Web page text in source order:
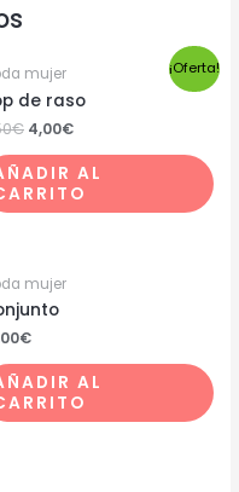
¡Oferta!
mujer
de raso
€ 4,00€
AL
mujer
€
AL